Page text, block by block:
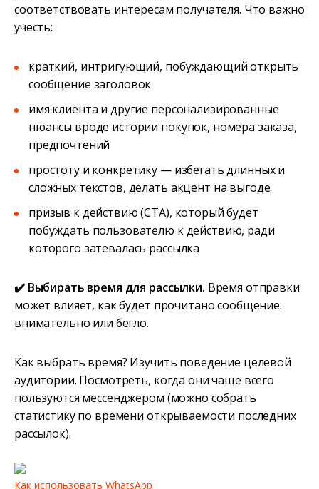
соответствовать интересам получателя. Что важно
учесть:
краткий, интригующий, побуждающий открыть
сообщение заголовок
имя клиента и другие персонализированные
нюансы вроде истории покупок, номера заказа,
предпочтений
простоту и конкретику — избегать длинных и
сложных текстов, делать акцент на выгоде.
призыв к действию (CTA), который будет
побуждать пользователю к действию, ради
которого затевалась рассылка
✔️ Выбирать время для рассылки. Время отправки
может влияет, как будет прочитано сообщение:
внимательно или бегло.
Как выбрать время? Изучить поведение целевой
аудитории. Посмотреть, когда они чаще всего
пользуются мессенджером (можно собрать
статистику по времени открываемости последних
рассылок).
Как использовать WhatsApp